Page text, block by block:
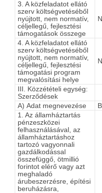
3. A közfeladatot ellátó
szerv költségvetéséből
nyújtott, nem normatív,
céljellegű, fejlesztési
támogatások összege
4. A közfeladatot ellátó
szerv költségvetéséből
nyújtott, nem normatív,
céljellegű, fejlesztési
támogatási program
megvalósítási helye
III. Közzétételi egység:
Szerződések
A) Adat megnevezése
1. Az államháztartás
pénzeszközei
felhasználásával, az
államháztartáshoz
tartozó vagyonnali
gazdálkodással
összefüggő, ötmillió
forintot elérő vagy azt
meghaladó
árubeszerzésre, építési
beruházásra,